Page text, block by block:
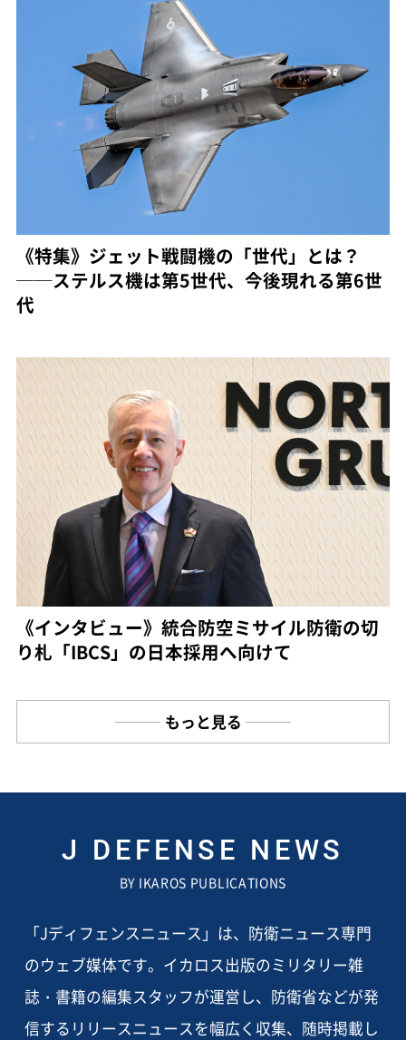
《特集》ジェット戦闘機の「世代」とは？
──ステルス機は第5世代、今後現れる第6世
代
《インタビュー》統合防空ミサイル防衛の切
り札「IBCS」の日本採用へ向けて
もっと見る
J DEFENSE NEWS
BY IKAROS PUBLICATIONS
「Jディフェンスニュース」は、防衛ニュース専門
のウェブ媒体です。イカロス出版のミリタリー雑
誌・書籍の編集スタッフが運営し、防衛省などが発
信するリリースニュースを幅広く収集、随時掲載し